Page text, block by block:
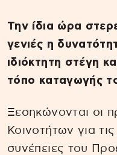
Την ίδια ώρα
γενιές η
ιδιόκτητη στέγη
τόπο καταγωγής
Ξεσηκώνονται οι
Κοινοτήτων για
συνέπειες του